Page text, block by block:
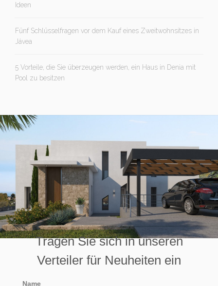
Ideen
Fünf Schlüsselfragen vor dem Kauf eines Zweitwohnsitzes in
Jávea
5 Vorteile, die Sie überzeugen werden, ein Haus in Denia mit
Pool zu besitzen
Tragen Sie sich in unseren
Verteiler für Neuheiten ein
Name